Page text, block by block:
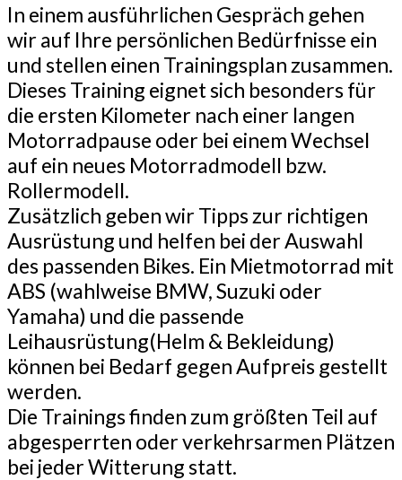
In einem ausführlichen Gespräch gehen
wir auf Ihre persönlichen Bedürfnisse ein
und stellen einen Trainingsplan zusammen.
Dieses Training eignet sich besonders für
die ersten Kilometer nach einer langen
Motorradpause oder bei einem Wechsel
auf ein neues Motorradmodell bzw.
Rollermodell.
Zusätzlich geben wir Tipps zur richtigen
Ausrüstung und helfen bei der Auswahl
des passenden Bikes. Ein Mietmotorrad mit
ABS (wahlweise BMW, Suzuki oder
Yamaha) und die passende
Leihausrüstung(Helm & Bekleidung)
können bei Bedarf gegen Aufpreis gestellt
werden.
Die Trainings finden zum größten Teil auf
abgesperrten oder verkehrsarmen Plätzen
bei jeder Witterung statt.